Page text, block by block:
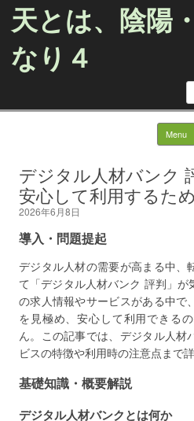
天とは、陰陽
なり４
Menu
デジタル人材バンク
安心して利用するた
2026年6月8日
導入・問題提起
デジタル人材の需要が高まる中、
て「デジタル人材バンク 評判」が
の求人情報やサービスがある中で
を見極め、安心して利用できる
ん。この記事では、デジタル人材
ビスの特徴や利用時の注意点まで
基礎知識・概要解説
デジタル人材バンクとは何か